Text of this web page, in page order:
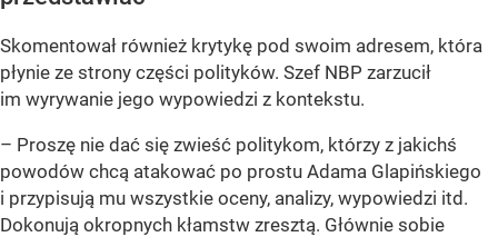
Skomentował również krytykę pod swoim adresem, która
płynie ze strony części polityków. Szef NBP zarzucił
im wyrywanie jego wypowiedzi z kontekstu.
– Proszę nie dać się zwieść politykom, którzy z jakichś
powodów chcą atakować po prostu Adama Glapińskiego
i przypisują mu wszystkie oceny, analizy, wypowiedzi itd.
Dokonują okropnych kłamstw zresztą. Głównie sobie